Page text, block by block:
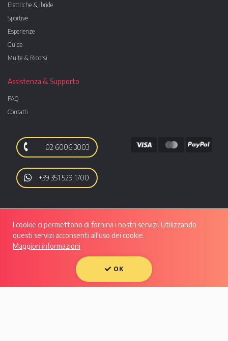
Elettriche & ibride
Sportive
Esperienze
Guide
Multe & Ricorsi
Assistenza & Supporto
FAQ
Contatti
02 6006 3003
+39 351 529 1700
Autoo srl | Viale Luigi Majno, 28 - CAP 20129, MILANO | P.IVA: 10133550961 |
REA: MI - 2508280 | Capitale Sociale: Euro 50.607,29 i.v.
I cookie ci permettono di fornirvi i nostri servizi. Utilizzando
questi servizi acconsenti all'uso dei cookie.
Maggiori informazioni
OK